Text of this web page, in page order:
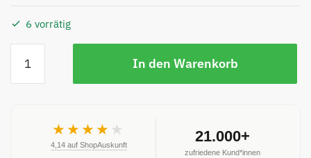
6 vorrätig
In den Warenkorb
★★★★ ★
4,14 auf ShopAuskunft 21.000+
zufriedene Kund*innen